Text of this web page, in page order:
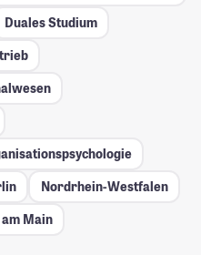
Duales Studium
Nordrhein-Westfalen
Main